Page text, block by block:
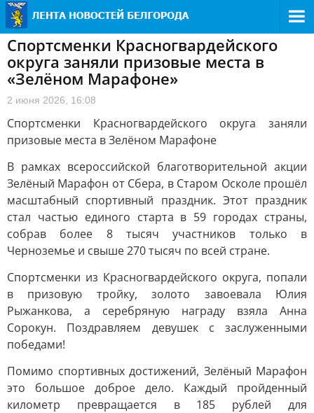
Спортсменки Красногвардейского
округа заняли призовые места в
«Зелёном Марафоне»
2 июня 2026, 16:08
Спортсменки Красногвардейского округа заняли
призовые места в Зелёном Марафоне
В рамках всероссийской благотворительной акции
Зелёный Марафон от Сбера, в Старом Осколе прошёл
масштабный спортивный праздник. Этот праздник
стал частью единого старта в 59 городах страны,
собрав более 8 тысяч участников только в
Черноземье и свыше 270 тысяч по всей стране.
Спортсменки из Красногвардейского округа, попали
в призовую тройку, золото завоевала Юлия
Рыжанкова, а серебряную награду взяла Анна
Сорокун. Поздравляем девушек с заслуженными
победами!
Помимо спортивных достижений, Зелёный Марафон
это большое доброе дело. Каждый пройденный
километр превращается в 185 рублей для